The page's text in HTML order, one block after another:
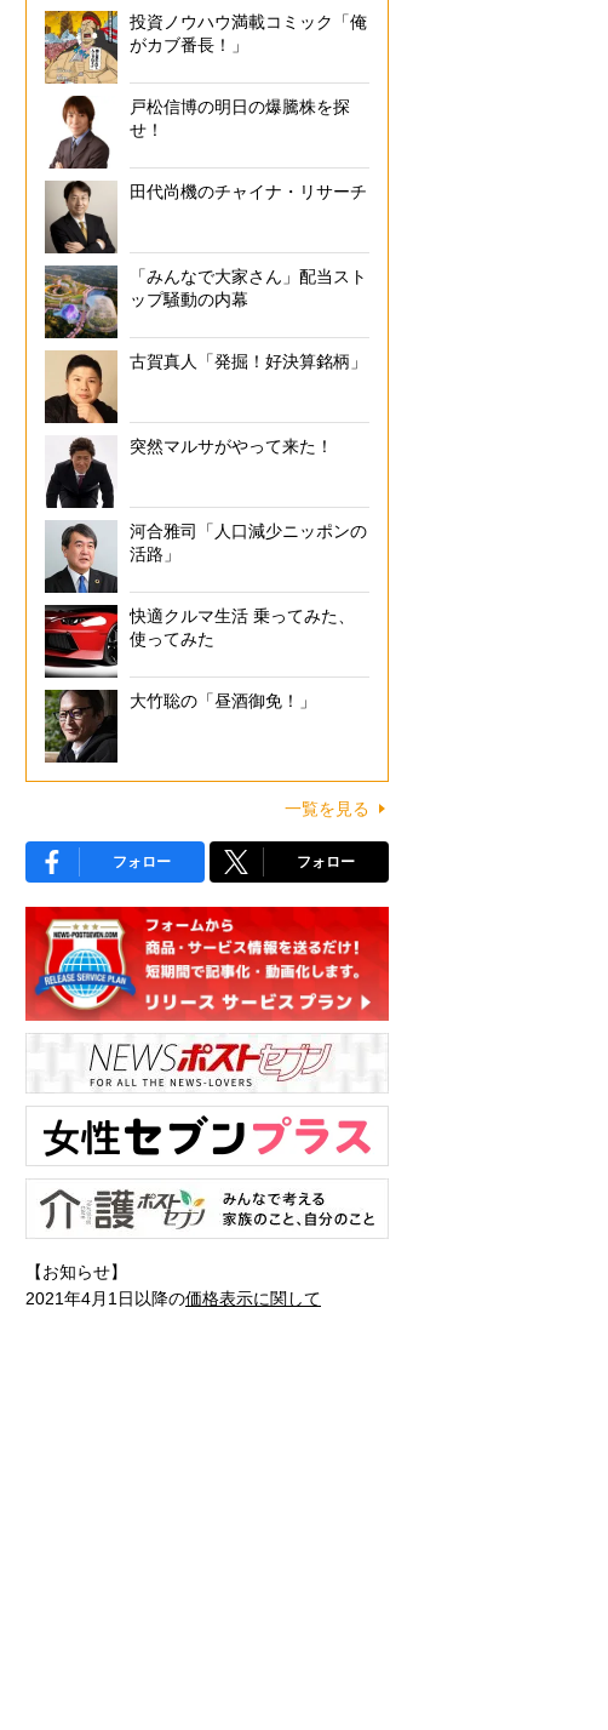
投資ノウハウ満載コミック「俺
がカブ番長！」
戸松信博の明日の爆騰株を探
せ！
田代尚機のチャイナ・リサーチ
「みんなで大家さん」配当スト
ップ騒動の内幕
古賀真人「発掘！好決算銘柄」
突然マルサがやって来た！
河合雅司「人口減少ニッポンの
活路」
快適クルマ生活 乗ってみた、
使ってみた
大竹聡の「昼酒御免！」
一覧を見る
フォロー フォロー
【お知らせ】
2021年4月1日以降の価格表示に関して